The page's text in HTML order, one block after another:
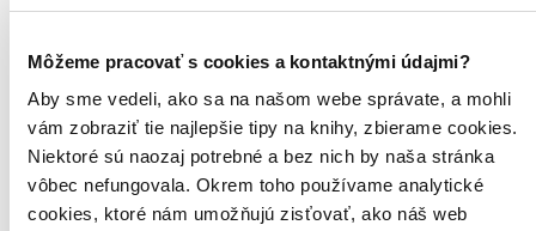
Môžeme pracovať s cookies a kontaktnými údajmi?
Aby sme vedeli, ako sa na našom webe správate, a mohli
vám zobraziť tie najlepšie tipy na knihy, zbierame cookies.
Niektoré sú naozaj potrebné a bez nich by naša stránka
vôbec nefungovala. Okrem toho používame analytické
cookies, ktoré nám umožňujú zisťovať, ako náš web